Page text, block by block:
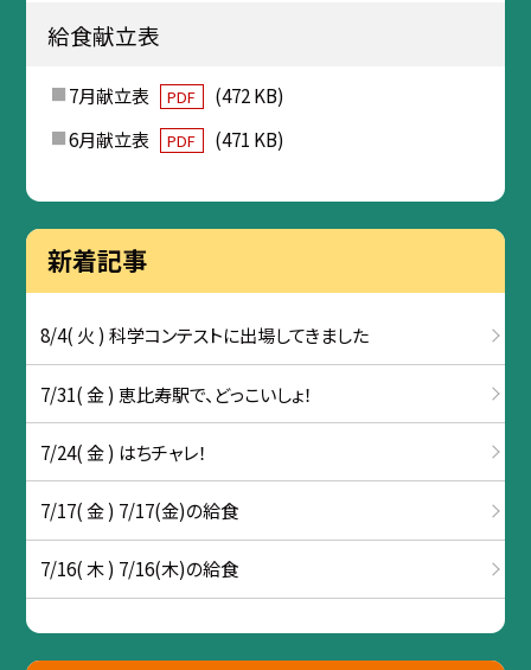
給食献立表
7月献立表 PDF
(472 KB)
6月献立表
PDF (471 KB)
新着記事
8/4( 火 ) 科学コンテストに出場してきました
7/31( 金 ) 恵比寿駅で、どっこいしょ！
7/24( 金 ) はちチャレ！
7/17( 金 ) 7/17(金)の給食
7/16( 木 ) 7/16(木)の給食